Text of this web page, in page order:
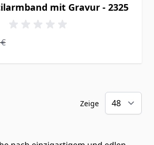
mit Gravur - 2325
Price
Zeige